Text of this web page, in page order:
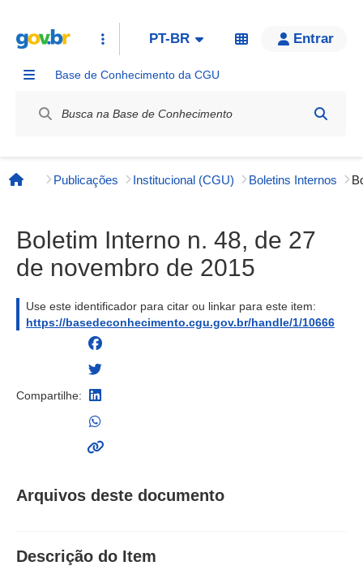
PT-BR Entrar
Base de Conhecimento da CGU
Página inicial
Publicações Institucional (CGU) Boletins Internos
Boletim Interno n. 48, de 27
de novembro de 2015
Use este identificador para citar ou linkar para este item:
https://basedeconhecimento.cgu.gov.br/handle/1/10666
Compartilhe:
Arquivos deste documento
Descrição do Item